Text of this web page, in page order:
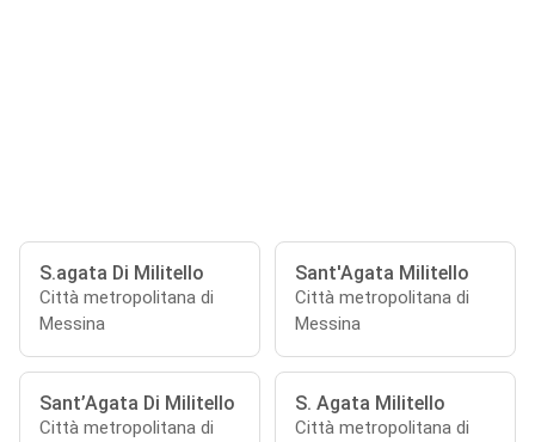
S.agata Di Militello
Città metropolitana di
Messina
Sant'Agata Militello
Città metropolitana di
Messina
Sant’Agata Di Militello
Città metropolitana di
S. Agata Militello
Città metropolitana di